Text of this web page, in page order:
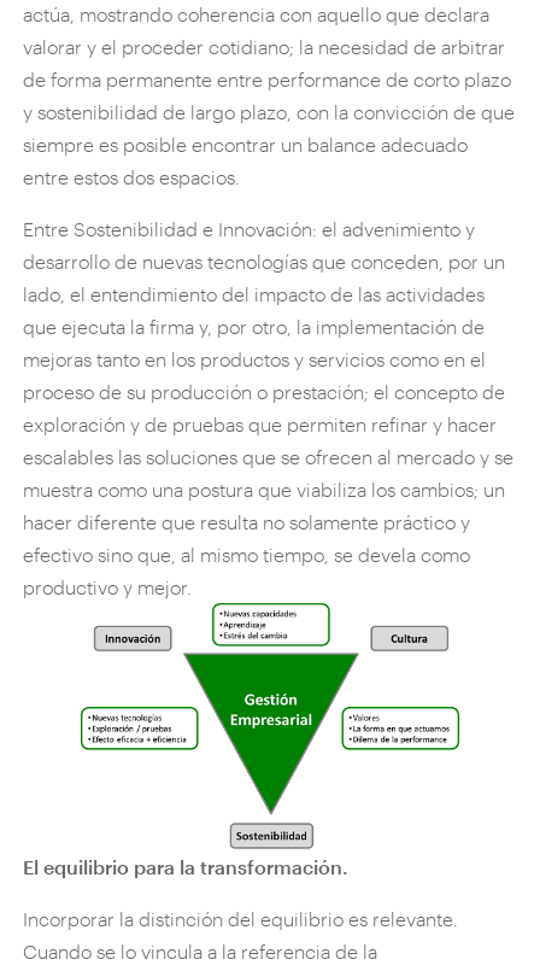
actúa, mostrando coherencia con aquello que declara
valorar y el proceder cotidiano; la necesidad de arbitrar
de forma permanente entre performance de corto plazo
y sostenibilidad de largo plazo, con la convicción de que
siempre es posible encontrar un balance adecuado
entre estos dos espacios.
Entre Sostenibilidad e Innovación: el advenimiento y
desarrollo de nuevas tecnologías que conceden, por un
lado, el entendimiento del impacto de las actividades
que ejecuta la firma y, por otro, la implementación de
mejoras tanto en los productos y servicios como en el
proceso de su producción o prestación; el concepto de
exploración y de pruebas que permiten refinar y hacer
escalables las soluciones que se ofrecen al mercado y se
muestra como una postura que viabiliza los cambios; un
hacer diferente que resulta no solamente práctico y
efectivo sino que, al mismo tiempo, se devela como
productivo y mejor.
El equilibrio para la transformación.
Incorporar la distinción del equilibrio es relevante.
Cuando se lo vincula a la referencia de la